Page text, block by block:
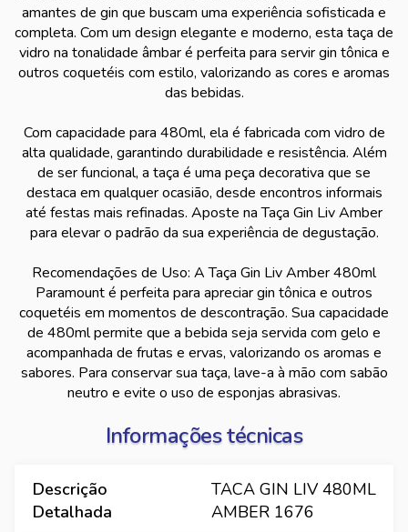
amantes de gin que buscam uma experiência sofisticada e
completa. Com um design elegante e moderno, esta taça de
vidro na tonalidade âmbar é perfeita para servir gin tônica e
outros coquetéis com estilo, valorizando as cores e aromas
das bebidas.
Com capacidade para 480ml, ela é fabricada com vidro de
alta qualidade, garantindo durabilidade e resistência. Além
de ser funcional, a taça é uma peça decorativa que se
destaca em qualquer ocasião, desde encontros informais
até festas mais refinadas. Aposte na Taça Gin Liv Amber
para elevar o padrão da sua experiência de degustação.
Recomendações de Uso: A Taça Gin Liv Amber 480ml
Paramount é perfeita para apreciar gin tônica e outros
coquetéis em momentos de descontração. Sua capacidade
de 480ml permite que a bebida seja servida com gelo e
acompanhada de frutas e ervas, valorizando os aromas e
sabores. Para conservar sua taça, lave-a à mão com sabão
neutro e evite o uso de esponjas abrasivas.
Informações técnicas
Descrição
Detalhada
TACA GIN LIV 480ML
AMBER 1676